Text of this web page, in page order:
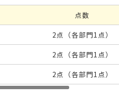
点数
2点（各部門1点）
2点（各部門1点）
2点（各部門1点）